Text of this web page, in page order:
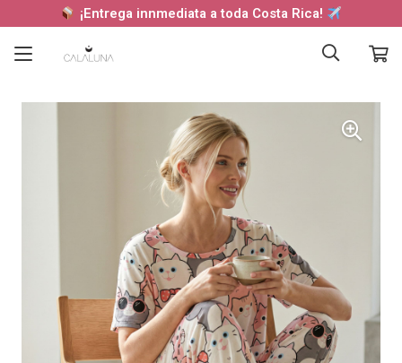
¡Entrega innmediata a toda Costa Rica!